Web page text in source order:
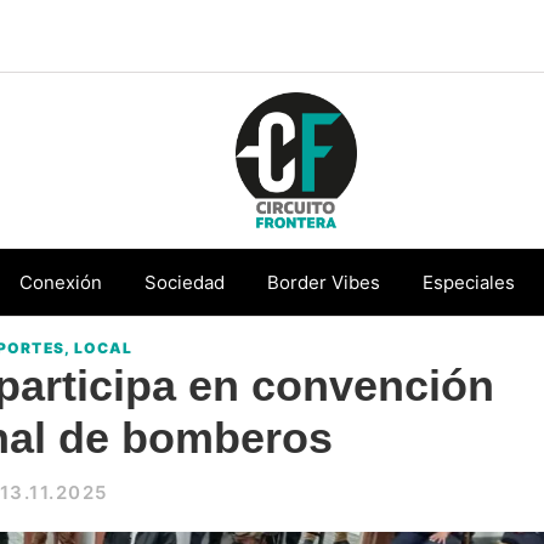
Conéctate
con
la
Conexión Sociedad Border Vibes Especiales
, LOCAL
en convención
de bomberos
13.11.2025